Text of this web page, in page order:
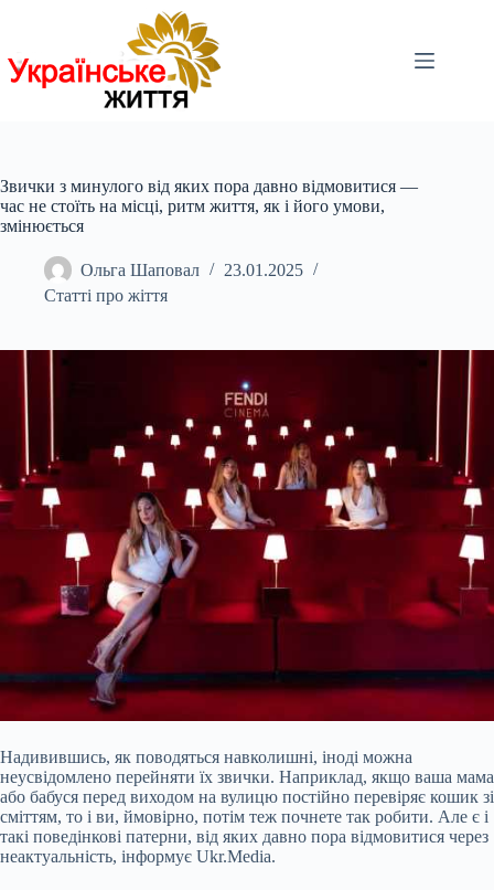
Звички з минулого від яких пора давно відмовитися —
час не стоїть на місці, ритм життя, як і його умови,
змінюється
Ольга Шаповал
23.01.2025
Статті про жіття
Надивившись, як поводяться навколишні, іноді можна
неусвідомлено перейняти їх звички. Наприклад, якщо ваша мама
або бабуся перед виходом на вулицю постійно перевіряє кошик зі
сміттям, то і ви, ймовірно, потім теж почнете так робити. Але є і
такі поведінкові патерни, від яких давно пора відмовитися через
неактуальність, інформує Ukr.Media.